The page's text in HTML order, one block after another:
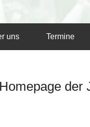
uns Termine
der